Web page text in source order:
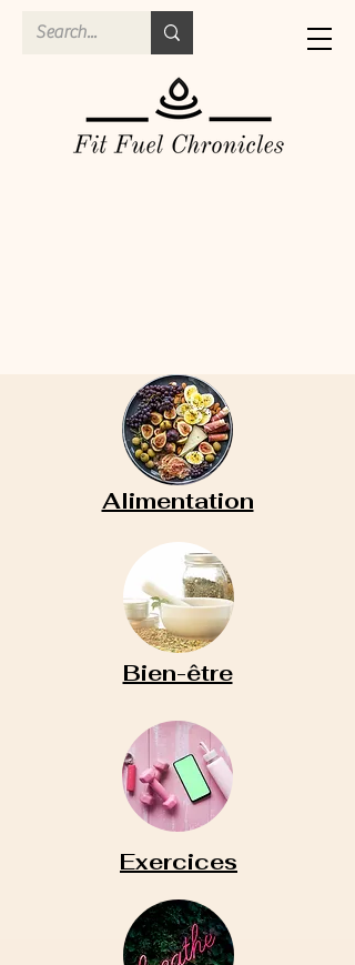
Alimentation
Bien-être
Exercices